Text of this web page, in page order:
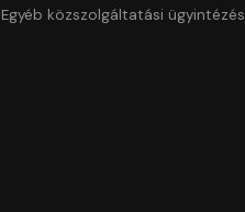
Egyéb közszolgáltatási ügyintézés